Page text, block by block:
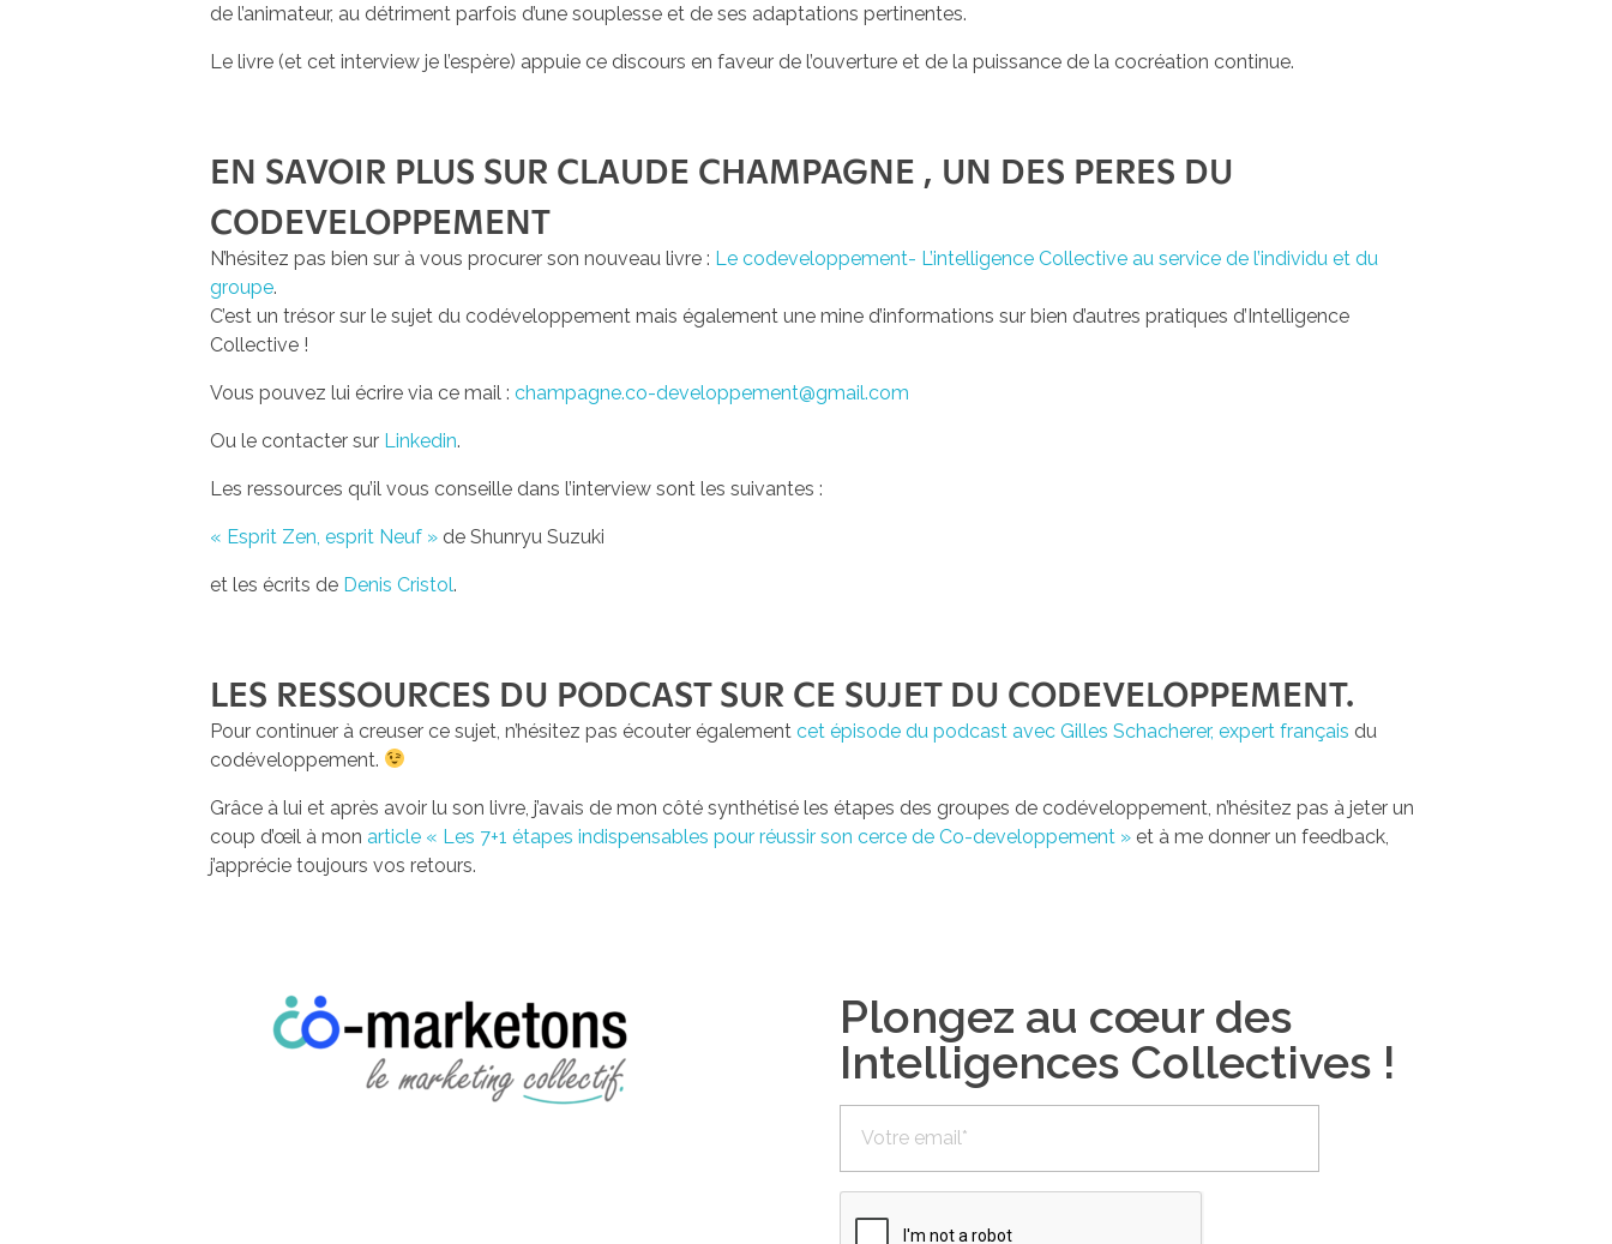
de l’animateur, au détriment parfois d’une souplesse et de ses adaptations pertinentes.
Le livre (et cet interview je l’espère) appuie ce discours en faveur de l’ouverture et de la puissance de la cocréation continue.
EN SAVOIR PLUS SUR CLAUDE CHAMPAGNE , UN DES PERES DU
CODEVELOPPEMENT
N’hésitez pas bien sur à vous procurer son nouveau livre : Le codeveloppement- L’intelligence Collective au service de l’individu et du
groupe.
C’est un trésor sur le sujet du codéveloppement mais également une mine d’informations sur bien d’autres pratiques d’Intelligence
Collective !
Vous pouvez lui écrire via ce mail : champagne.co-developpement@gmail.com
Ou le contacter sur Linkedin.
Les ressources qu’il vous conseille dans l’interview sont les suivantes :
« Esprit Zen, esprit Neuf » de Shunryu Suzuki
et les écrits de Denis Cristol.
LES RESSOURCES DU PODCAST SUR CE SUJET DU CODEVELOPPEMENT.
Pour continuer à creuser ce sujet, n’hésitez pas écouter également cet épisode du podcast avec Gilles Schacherer, expert français du
codéveloppement.
Grâce à lui et après avoir lu son livre, j’avais de mon côté synthétisé les étapes des groupes de codéveloppement, n’hésitez pas à jeter un
coup d’œil à mon article « Les 7+1 étapes indispensables pour réussir son cerce de Co-developpement » et à me donner un feedback,
j’apprécie toujours vos retours.
Plongez au cœur des
Intelligences Collectives !